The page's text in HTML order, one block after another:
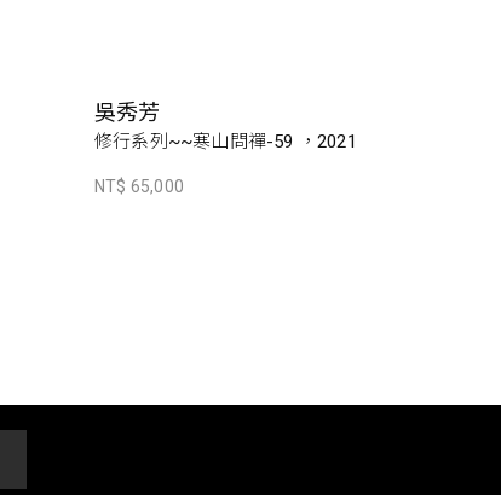
吳秀芳
修行系列~~寒山問禪-59 ，2021
NT$ 65,000